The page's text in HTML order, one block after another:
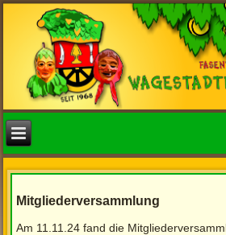
Mitgliederversammlung
Am 11.11.24 fand die